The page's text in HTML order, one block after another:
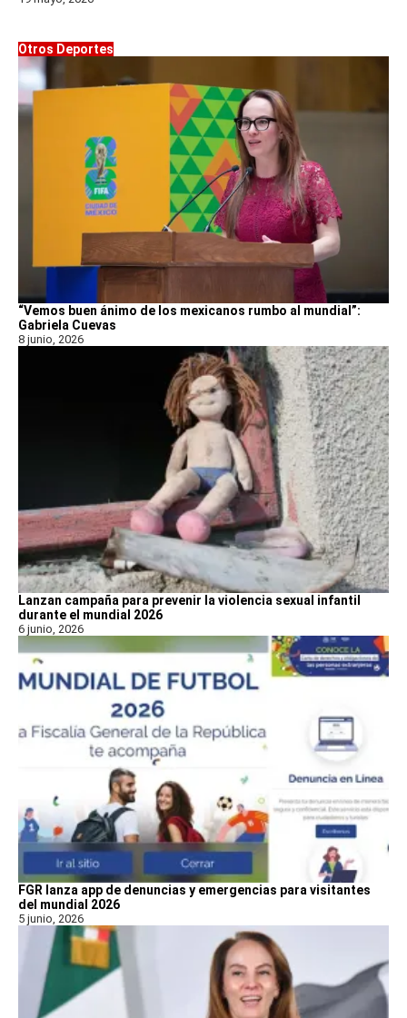
Otros Deportes
“Vemos buen ánimo de los mexicanos rumbo al mundial”:
Gabriela Cuevas
8 junio, 2026
Lanzan campaña para prevenir la violencia sexual infantil
durante el mundial 2026
6 junio, 2026
FGR lanza app de denuncias y emergencias para visitantes
del mundial 2026
5 junio, 2026